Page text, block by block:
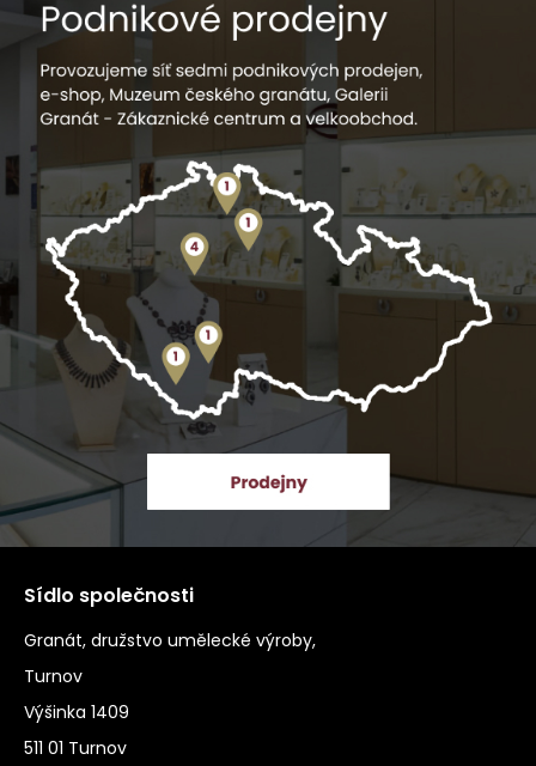
Sídlo společnosti
Granát, družstvo umělecké výroby,
Turnov
Výšinka 1409
511 01 Turnov